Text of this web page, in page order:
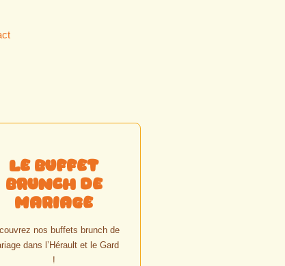
Le Buffet
Brunch de
Mariage
nos buffets brunch de
dans l’Hérault et le Gard
!